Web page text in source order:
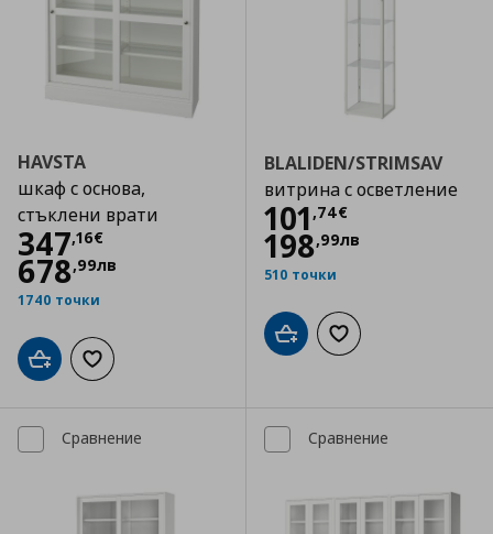
HAVSTA
шкаф с основа,
стъклени врати
347,16€
Цена
678,99лв
1740 точки
Добави в кошницата
Добави към списъка с любими
BLALIDEN/STRIMSAV
витрина с осветление
101 ,74€
Цена
198,99лв
510 точки
Добави в кошницата
Добави към
Сравнение Сравнение